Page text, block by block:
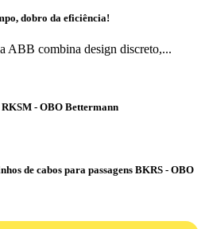
dobro da eficiência!
ABB combina design discreto,...
- OBO Bettermann
de cabos para passagens BKRS - OBO